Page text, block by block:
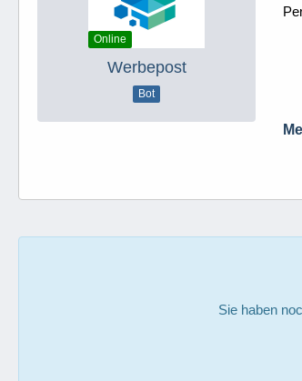
Online
Werbepost
Bot
Sie haben